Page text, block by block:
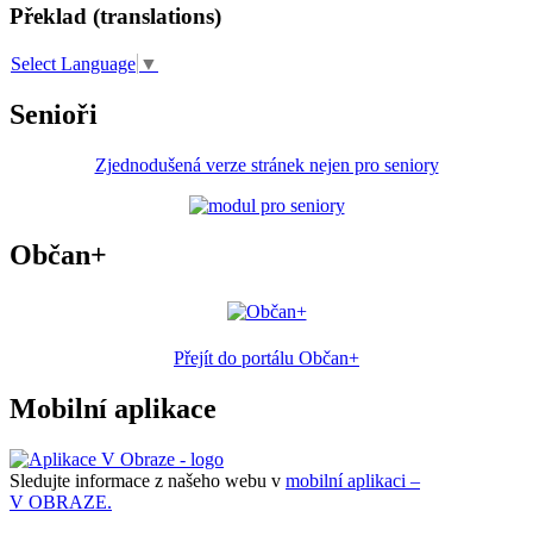
Překlad (translations)
Select Language ▼
Senioři
Zjednodušená verze stránek nejen pro seniory
Občan+
Přejít do portálu Občan+
Mobilní aplikace
Sledujte informace z našeho webu v mobilní aplikaci –
V OBRAZE.